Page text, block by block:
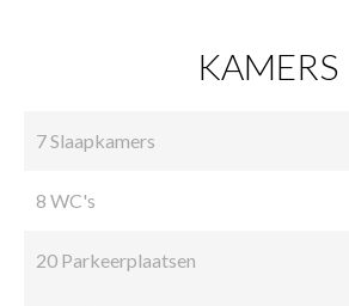
KAMERS
7 Slaapkamers
8 WC's
20 Parkeerplaatsen